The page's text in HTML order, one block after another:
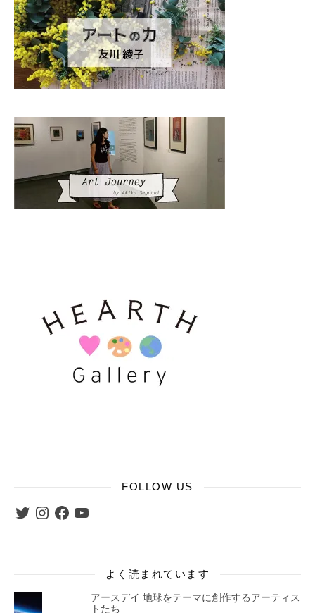
FOLLOW US
TwitterInstagram
FacebookYouTube
よく読まれています
アースデイ 地球をテーマに創作するアーティス
トたち